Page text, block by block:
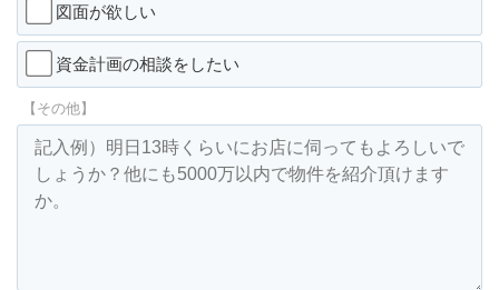
図面が欲しい
資金計画の相談をしたい
【その他】